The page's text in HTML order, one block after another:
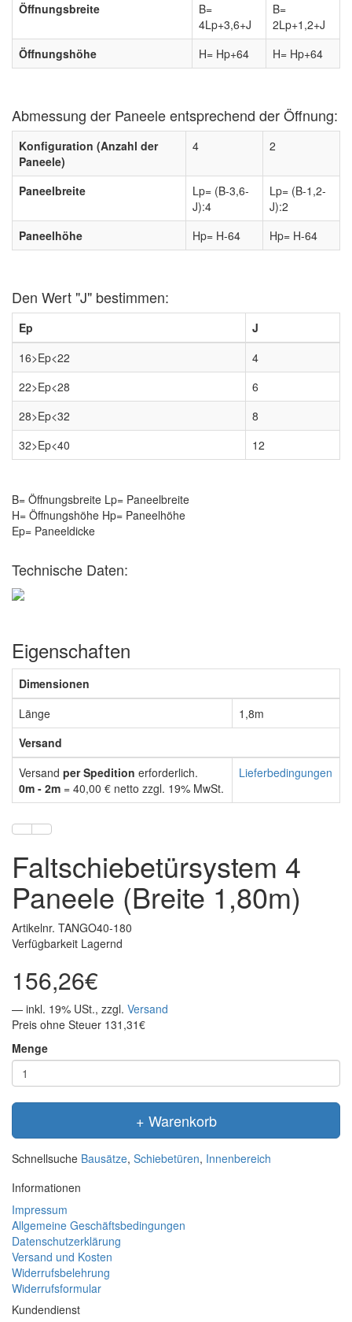
Öffnungsbreite
B=
4Lp+3,6+J
B=
2Lp+1,2+J
Öffnungshöhe
H= Hp+64 H= Hp+64
Abmessung der Paneele entsprechend der Öffnung:
Konfiguration (Anzahl der
Paneele)
4 2
Paneelbreite
Lp= (B-3,6-
J):4
Lp= (B-1,2-
J):2
Paneelhöhe
Hp= H-64 Hp= H-64
Den Wert "J" bestimmen:
Ep
J
16>Ep<22
4
22>Ep<28
6
28>Ep<32
8
32>Ep<40
12
B= Öffnungsbreite Lp= Paneelbreite
H= Öffnungshöhe Hp= Paneelhöhe
Ep= Paneeldicke
Technische Daten:
Eigenschaften
Dimensionen
Länge
1,8m
Versand
Versand per Spedition erforderlich.
0m - 2m = 40,00 € netto zzgl. 19% MwSt.
Lieferbedingungen
Faltschiebetürsystem 4
Paneele (Breite 1,80m)
Artikelnr. TANGO40-180
Verfügbarkeit Lagernd
156,26€
— inkl. 19% USt., zzgl. Versand
Preis ohne Steuer 131,31€
Menge
+ Warenkorb
Schnellsuche Bausätze, Schiebetüren, Innenbereich
Informationen
Impressum
Allgemeine Geschäftsbedingungen
Datenschutzerklärung
Versand und Kosten
Widerrufsbelehrung
Widerrufsformular
Kundendienst